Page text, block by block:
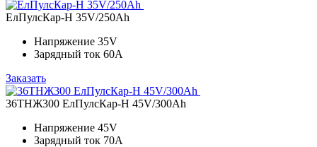
ЕлПулсКар-Н 35V/250Ah
Напряжение 35V
Зарядный ток 60A
Заказать
36ТНЖ300 ЕлПулсКар-Н 45V/300Ah
Напряжение 45V
Зарядный ток 70A